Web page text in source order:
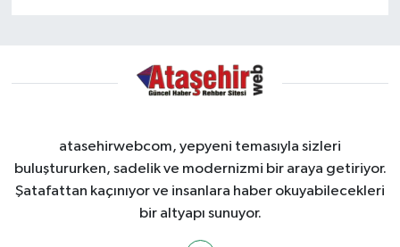
atasehirwebcom, yepyeni temasıyla sizleri
buluştururken, sadelik ve modernizmi bir araya getiriyor.
Şatafattan kaçınıyor ve insanlara haber okuyabilecekleri
bir altyapı sunuyor.